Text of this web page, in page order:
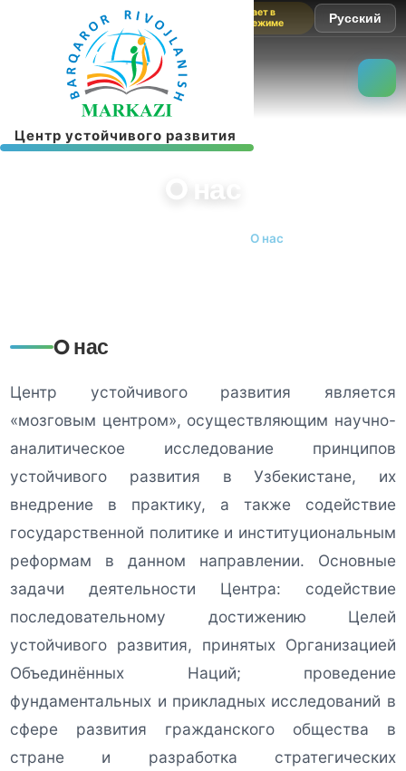
Центр устойчивого развития
Сайт работает в
тестовом режиме
Русский
O нас
O нас
O нас
Центр устойчивого развития является
«мозговым центром», осуществляющим научно-
аналитическое исследование принципов
устойчивого развития в Узбекистане, их
внедрение в практику, а также содействие
государственной политике и институциональным
реформам в данном направлении. Основные
задачи деятельности Центра: содействие
последовательному достижению Целей
устойчивого развития, принятых Организацией
Объединённых Наций; проведение
фундаментальных и прикладных исследований в
сфере развития гражданского общества в
стране и разработка стратегических